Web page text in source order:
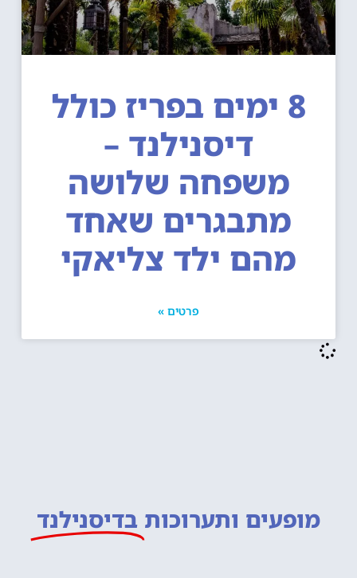
8 ימים בפריז כולל
דיסנילנד –
משפחה שלושה
מתבגרים שאחד
מהם ילד צליאקי
פרטים »
מופעים ותערוכות בדיסנילנד